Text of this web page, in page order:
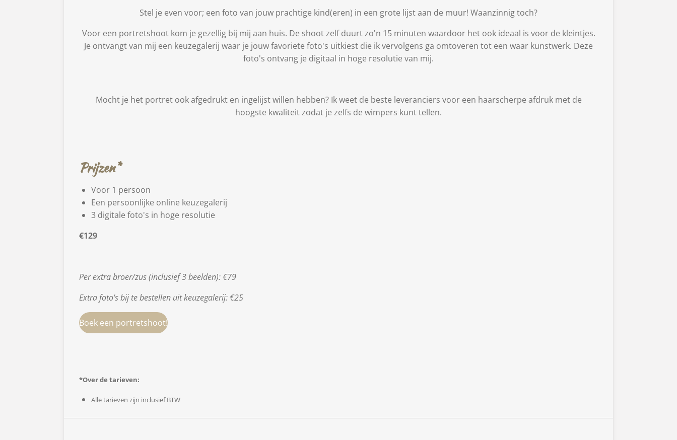
Stel je even voor; een foto van jouw prachtige kind(eren) in een grote lijst aan de muur! Waanzinnig toch?
Voor een portretshoot kom je gezellig bij mij aan huis. De shoot zelf duurt zo'n 15 minuten waardoor het ook ideaal is voor de kleintjes.
Je ontvangt van mij een keuzegalerij waar je jouw favoriete foto's uitkiest die ik vervolgens ga omtoveren tot een waar kunstwerk. Deze
foto's ontvang je digitaal in hoge resolutie van mij.
Mocht je het portret ook afgedrukt en ingelijst willen hebben? Ik weet de beste leveranciers voor een haarscherpe afdruk met de
hoogste kwaliteit zodat je zelfs de wimpers kunt tellen.
Prijzen*
Voor 1 persoon
Een persoonlijke online keuzegalerij
3 digitale foto's in hoge resolutie
€129
Per extra broer/zus (inclusief 3 beelden): €79
Extra foto's bij te bestellen uit keuzegalerij: €25
Boek een portretshoot!
*Over de tarieven:
Alle tarieven zijn inclusief BTW